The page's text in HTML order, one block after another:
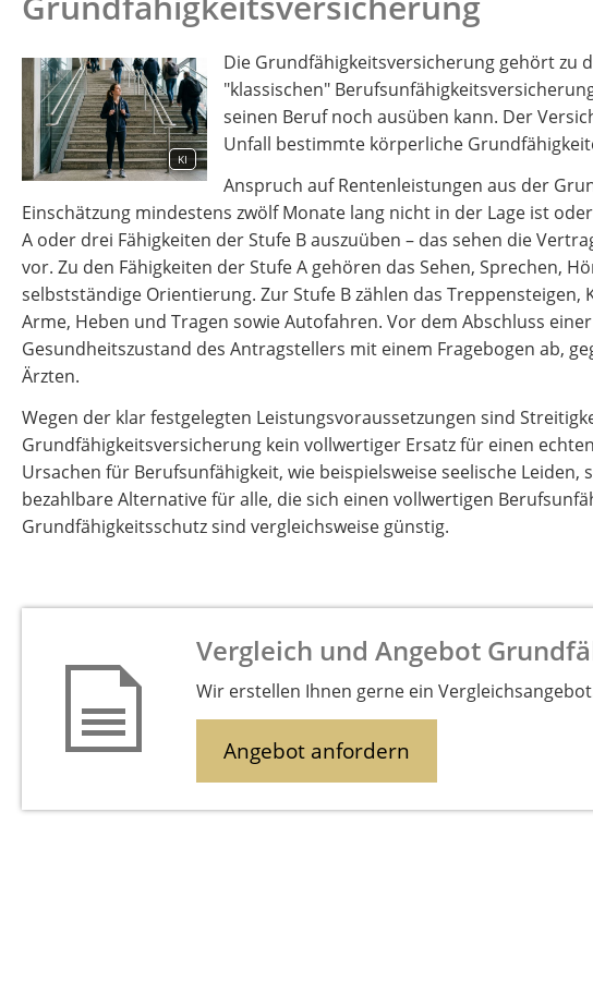
KI
Die Grundfähigkeitsversicherung gehört zu
"klassischen"
seinen Beruf noch ausüben kann. Der
Unfall bestimmte körperliche
Anspruch auf Rentenleistungen aus der
Einschätzung mindestens zwölf Monate lang nicht in der Lage ist
A oder drei Fähigkeiten der Stufe B auszuüben – das sehen die
vor. Zu den Fähigkeiten der Stufe A gehören das Sehen, Sprechen,
selbstständige Orientierung. Zur Stufe B zählen das Treppensteigen,
Arme, Heben und Tragen sowie Autofahren. Vor dem Abschluss
Gesundheitszustand des Antragstellers mit einem Fragebogen ab,
Ärzten.
Wegen der klar festgelegten Leistungsvoraussetzungen sind
Grundfähigkeitsversicherung kein vollwertiger Ersatz für einen
Ursachen für Berufsunfähigkeit, wie beispielsweise seelische
bezahlbare Alternative für alle, die sich einen vollwertigen
Grundfähigkeitsschutz sind vergleichsweise günstig.
Vergleich und Angebot
Wir erstellen Ihnen gerne ein
Angebot anfordern